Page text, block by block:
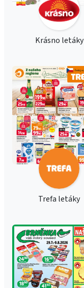
Krásno letáky
Trefa letáky